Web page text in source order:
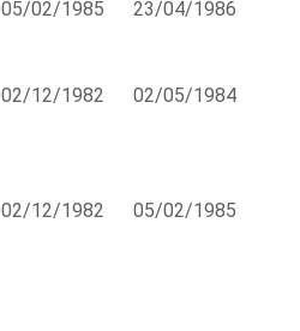
05/02/1985 23/04/1986
02/12/1982 02/05/1984
02/12/1982 05/02/1985